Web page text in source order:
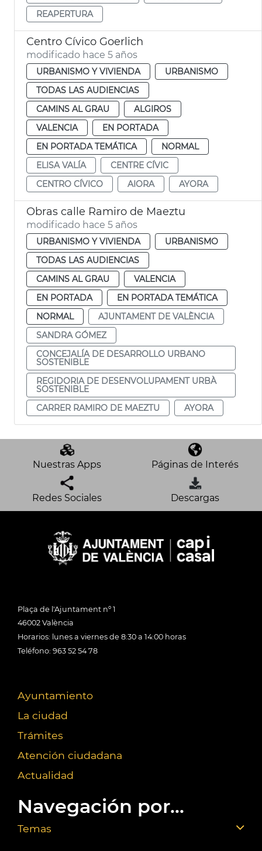
REAPERTURA
Centro Cívico Goerlich
modificado hace 5 años
URBANISMO Y VIVIENDA
URBANISMO
TODAS LAS AUDIENCIAS
CAMINS AL GRAU
ALGIROS
VALENCIA
EN PORTADA
EN PORTADA TEMÁTICA
NORMAL
ELISA VALÍA
CENTRE CÍVIC
CENTRO CÍVICO
AIORA AYORA
Obras calle Ramiro de Maeztu
modificado hace 5 años
URBANISMO Y VIVIENDA
URBANISMO
TODAS LAS AUDIENCIAS
CAMINS AL GRAU
VALENCIA
EN PORTADA
EN PORTADA TEMÁTICA
NORMAL
AJUNTAMENT DE VALÈNCIA
SANDRA GÓMEZ
CONCEJALÍA DE DESARROLLO URBANO
SOSTENIBLE
REGIDORIA DE DESENVOLUPAMENT URBÀ
SOSTENIBLE
CARRER RAMIRO DE MAEZTU
AYORA
Nuestras Apps Páginas de Interés
Redes Sociales Descargas
Plaça de l'Ajuntament nº 1
46002 València
Horarios: lunes a viernes de 8:30 a 14:00 horas
Teléfono: 963 52 54 78
Ayuntamiento
La ciudad
Trámites
Atención ciudadana
Actualidad
Navegación por...
Temas